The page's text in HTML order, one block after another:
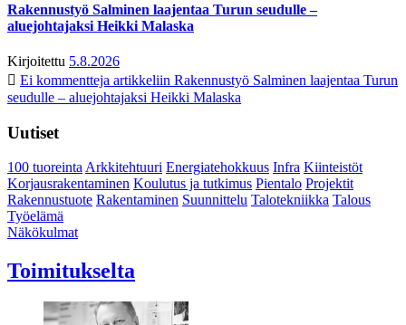
Rakennustyö Salminen laajentaa Turun seudulle –
aluejohtajaksi Heikki Malaska
Kirjoitettu 5.8.2026
Ei kommentteja artikkeliin Rakennustyö Salminen laajentaa Turun
seudulle – aluejohtajaksi Heikki Malaska
Uutiset
100 tuoreintaArkkitehtuuri Energiatehokkuus Infra Kiinteistöt
Korjausrakentaminen Koulutus ja tutkimus Pientalo Projektit
Rakennustuote Rakentaminen Suunnittelu Talotekniikka Talous
Työelämä
Näkökulmat
Toimitukselta